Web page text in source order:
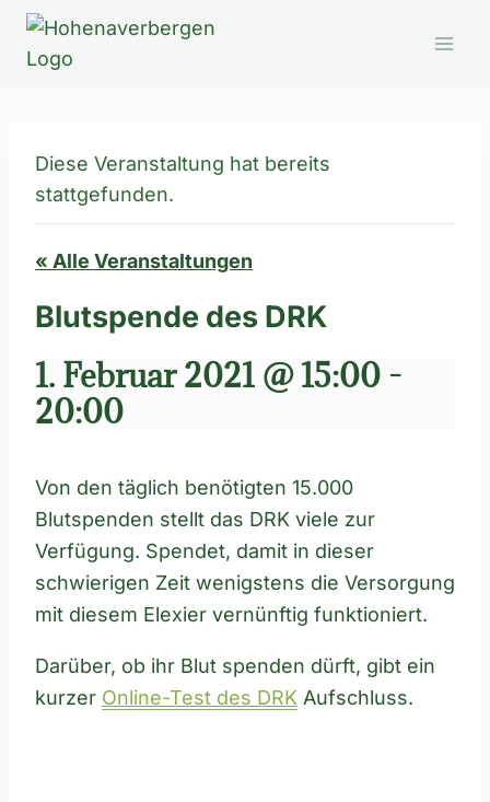
Zum
springen
Diese Veranstaltung hat bereits
stattgefunden.
« Alle Veranstaltungen
Blutspende des DRK
1. Februar 2021 @ 15:00 -
20:00
Von den täglich benötigten 15.000
Blutspenden stellt das DRK viele zur
Verfügung. Spendet, damit in dieser
schwierigen Zeit wenigstens die Versorgung
mit diesem Elexier vernünftig funktioniert.
Darüber, ob ihr Blut spenden dürft, gibt ein
kurzer Online-Test des DRK Aufschluss.